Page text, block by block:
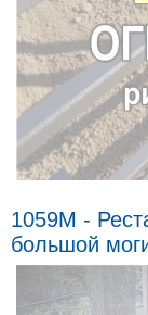
1059М -
большой